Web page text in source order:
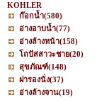
KOHLER
ก๊อกน้ำ(580)
อ่างอาบน้ำ(77)
อ่างล้างหน้า(158)
โถปัสสาวะชาย(20)
สุขภัณฑ์(148)
ฝารองนั่ง(37)
อ่างล้างจาน(19)